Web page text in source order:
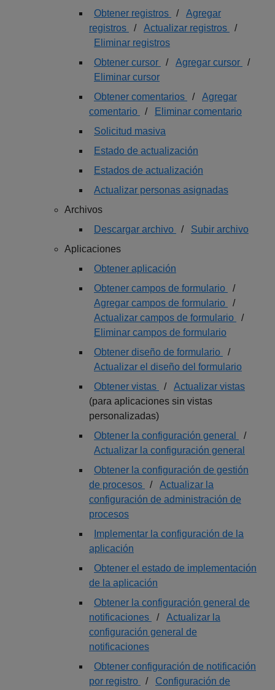
Obtener registros /
Agregar
registros
/ Actualizar registros
/
Eliminar registros
Obtener cursor
/ Agregar cursor
/
Eliminar cursor
Obtener comentarios
/
Agregar
comentario
/
Eliminar comentario
Solicitud masiva
Estado de actualización
Estados de actualización
Actualizar personas asignadas
Archivos
Descargar archivo
/
Subir archivo
Aplicaciones
Obtener aplicación
Obtener campos de formulario
/
Agregar campos de formulario
/
Actualizar campos de formulario
/
Eliminar campos de formulario
Obtener diseño de formulario
/
Actualizar el diseño del formulario
Obtener vistas
/
Actualizar vistas
(para aplicaciones sin vistas
personalizadas)
Obtener la configuración general
/
Actualizar la configuración general
Obtener la configuración de gestión
de procesos
/
Actualizar la
configuración de administración de
procesos
Implementar la configuración de la
aplicación
Obtener el estado de implementación
de la aplicación
Obtener la configuración general de
notificaciones
/
Actualizar la
configuración general de
notificaciones
Obtener configuración de notificación
por registro
/
Configuración de